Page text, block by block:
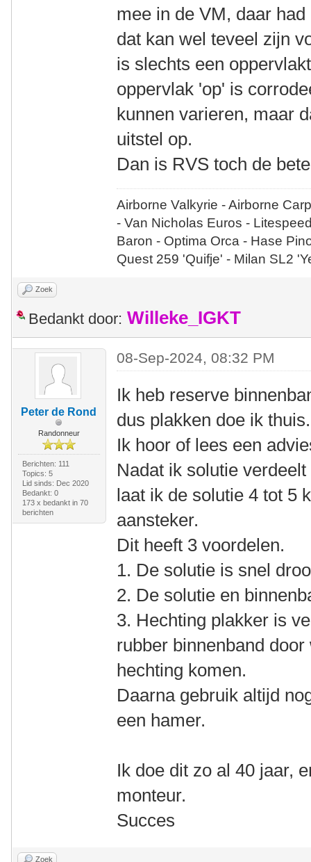
mee in de VM, daar
dat kan wel teveel zijn
is slechts een
oppervlak 'op' is
kunnen varieren, maar
uitstel op.
Dan is RVS toch de
Airborne Valkyrie - Airborne
- Van Nicholas Euros -
Baron - Optima Orca - Hase
Quest 259 'Quifje' - Milan SL2
Zoek
Bedankt door: Willeke_IGKT
Peter de Rond
Randonneur
Berichten: 111
Topics: 5
Lid sinds: Dec 2020
Bedankt: 0
173 x bedankt in 70
berichten
08-Sep-2024, 08:32 PM
Ik heb reserve
dus plakken doe ik thuis.
Ik hoor of lees een
Nadat ik solutie
laat ik de solutie 4 tot 5
aansteker.
Dit heeft 3 voordelen.
1. De solutie is snel
2. De solutie en
3. Hechting plakker is
rubber binnenband
hechting komen.
Daarna gebruik altijd
een hamer.
Ik doe dit zo al 40 jaar,
monteur.
Succes
Zoek